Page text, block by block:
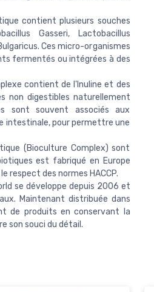
contient plusieurs souches
Gasseri, Lactobacillus
Ces micro-organismes
fermentés ou intégrées à des
contient de l'Inuline et des
non digestibles naturellement
sont souvent associés aux
intestinale, pour permettre une
(Bioculture Complex) sont
est fabriqué en Europe
respect des normes HACCP.
se développe depuis 2006 et
Maintenant distribuée dans
de produits en conservant la
son souci du détail.